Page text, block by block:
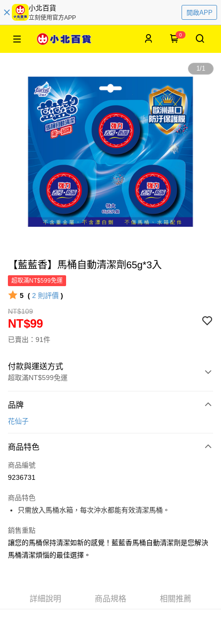
小北百貨
立刻使用官方APP
開啟APP
0
1/1
【藍藍香】馬桶自動清潔劑65g*3入
超取滿NT$599免運
5 ( 2 則評價 )
NT$109
NT$99
已賣出：91件
付款與運送方式
超取滿NT$599免運
信用卡一次付款
LINE Pay
Apple Pay
悠遊付
AFTEE先享後付
相關說明
２．便利：只要手機號碼，簡訊認證，即可結帳。
運送方式
品牌
花仙子
商品特色
商品編號
9236731
商品特色
只需放入馬桶水箱，每次沖水都能有效清潔馬桶。
銷售重點
讓您的馬桶保持清潔如新的感覺！藍藍香馬桶自動清潔劑是您解決
馬桶清潔煩惱的最佳選擇。
詳細說明 商品規格 相關推薦